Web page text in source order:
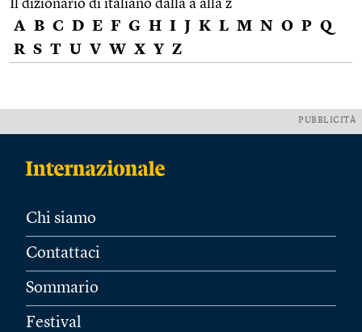
Il dizionario di italiano dalla a alla z
A B C D E F G H I J K L M N O P Q
R S T U V W X Y Z
PUBBLICITÀ
Chi siamo
Contattaci
Sommario
Festival